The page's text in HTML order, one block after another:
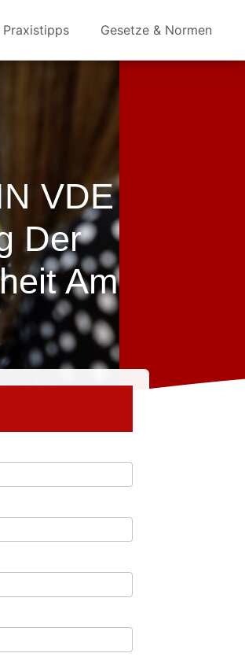
Praxistipps Gesetze & Normen
VDE
Der
Am